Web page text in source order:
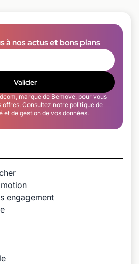
à nos actus et bons plans
Valider
marque de Bemove, pour vous
offres. Consultez notre politique de
et de gestion de vos données.
engagement